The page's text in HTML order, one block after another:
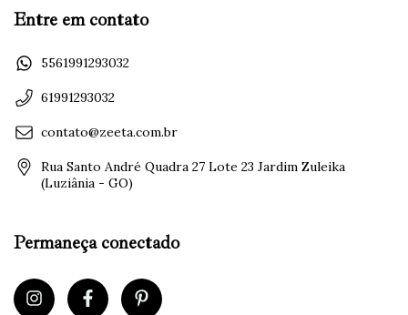
Entre em contato
5561991293032
61991293032
contato@zeeta.com.br
Rua Santo André Quadra 27 Lote 23 Jardim Zuleika
(Luziânia - GO)
Permaneça conectado